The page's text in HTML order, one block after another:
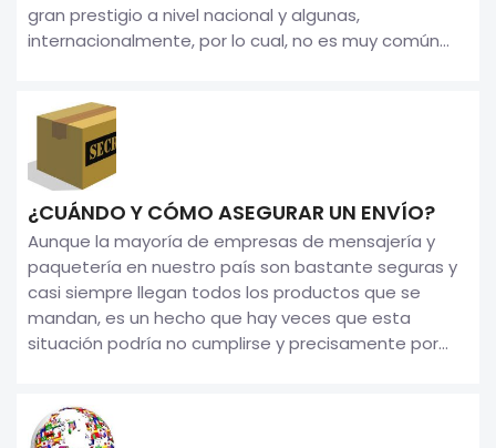
gran prestigio a nivel nacional y algunas,
internacionalmente, por lo cual, no es muy común...
¿CUÁNDO Y CÓMO ASEGURAR UN ENVÍO?
Aunque la mayoría de empresas de mensajería y
paquetería en nuestro país son bastante seguras y
casi siempre llegan todos los productos que se
mandan, es un hecho que hay veces que esta
situación podría no cumplirse y precisamente por...